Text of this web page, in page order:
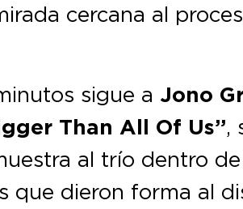
cercana al
sigue a Jono
Than All Of Us”,
al trío dentro
que dieron forma al